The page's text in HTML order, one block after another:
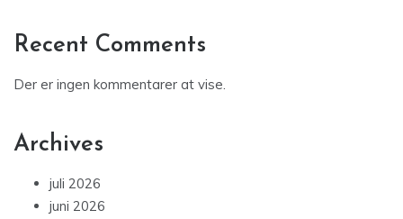
Recent Comments
Der er ingen kommentarer at vise.
Archives
juli 2026
juni 2026